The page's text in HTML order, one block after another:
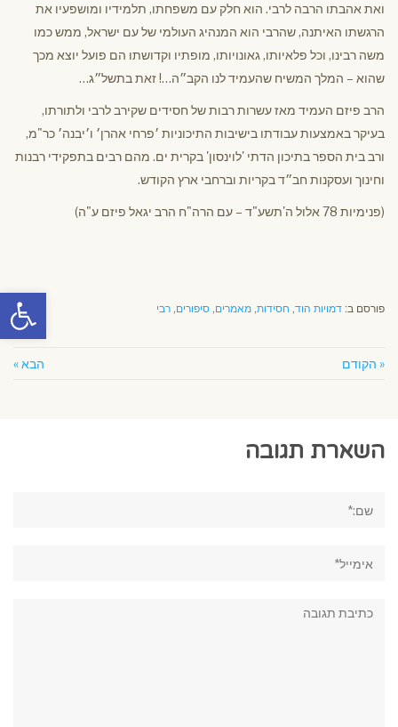
פתח
ואת אהבתו הרבה לרבי. הוא חלק עם משפחתו, תלמידיו ומושפעיו את
הרגשתו האיתנה, שהרבי הוא המנהיג העולמי של עם ישראל, ממש כמו
משה רבינו, וכל פלאיותו, גאונויותו, מופתיו וקדושתו הם פועל יוצא מכך
שהוא – המלך המשיח שהעמיד לנו הקב״ה…! זאת בתשל״ג…
הרב פיזם העמיד מאז עשרות רבות של חסידים שקירב לרבי ולתורתו,
בעיקר באמצעות עבודתו בישיבות התיכוניות ׳פרחי אהרן׳ ו׳יבנה׳ כר"מ,
ורב בית הספר בתיכון הדתי 'לוינסון' בקרית ים. מהם רבים בתפקידי רבנות
וחינוך ועסקנות חב״ד בקריות וברחבי ארץ הקודש.
(פנימיות 78 אלול ה'תשע"ד – עם הרה"ח הרב יגאל פיזם ע"ה)
פורסם ב: דמויות הוד, חסידות, מאמרים, סיפורים, רבי
« הקודם הבא »
השארת תגובה